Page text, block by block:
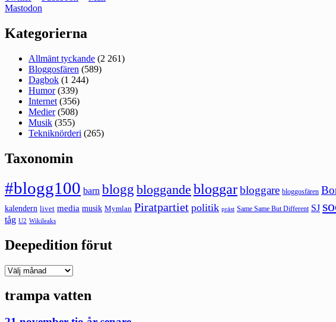
Mastodon
Kategorierna
Allmänt tyckande (2 261)
Bloggosfären (589)
Dagbok (1 244)
Humor(339)
Internet (356)
Medier(508)
Musik (355)
Tekniknörderi (265)
Taxonomin
#blogg100 barn blogg bloggande bloggarbloggare bloggosfären
kalendern livet media musik Mymlan Piratpartiet politik präst Same Same But Different SJ
tåg U2 Wikileaks
Deepedition förut
Deepedition
trampa vatten